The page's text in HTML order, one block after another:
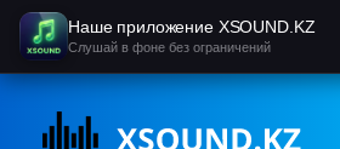
Наше приложение XSOUND.KZ
Слушай в фоне без ограничений